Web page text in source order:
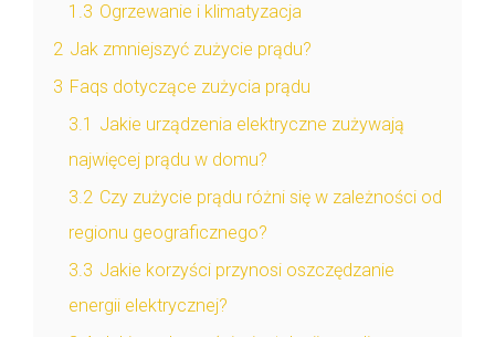
1.3 Ogrzewanie i klimatyzacja
2 Jak zmniejszyć zużycie prądu?
3 Faqs dotyczące zużycia prądu
3.1 Jakie urządzenia elektryczne zużywają
najwięcej prądu w domu?
3.2 Czy zużycie prądu różni się w zależności od
regionu geograficznego?
3.3 Jakie korzyści przynosi oszczędzanie
energii elektrycznej?